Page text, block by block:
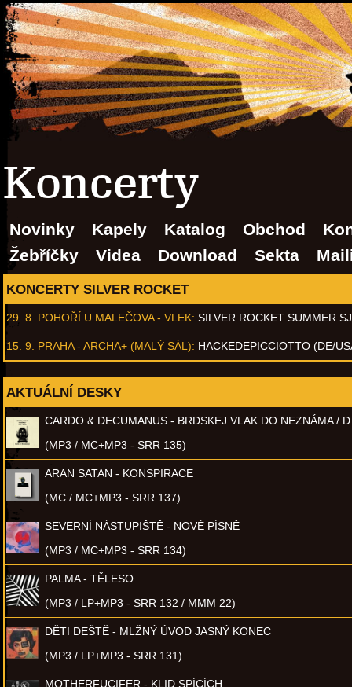
Koncerty
Novinky Kapely Katalog Obchod
Žebříčky
Videa Download Sekta
KONCERTY SILVER ROCKET
29. 8. POHOŘÍ U MALEČOVA - VLEK: SILVER ROCKET SUMMER
15. 9. PRAHA - ARCHA+ (MALÝ SÁL): HACKEDEPICCIOTTO (DE/
AKTUÁLNÍ DESKY
CARDO & DECUMANUS - BRDSKEJ VLAK DO NEZNÁMA /
(MP3 / MC+MP3 - SRR 135)
ARAN SATAN - KONSPIRACE
(MC / MC+MP3 - SRR 137)
SEVERNÍ NÁSTUPIŠTĚ - NOVÉ PÍSNĚ
(MP3 / MC+MP3 - SRR 134)
PALMA - TĚLESO
(MP3 / LP+MP3 - SRR 132 / MMM 22)
DĚTI DEŠTĚ - MLŽNÝ ÚVOD JASNÝ KONEC
(MP3 / LP+MP3 - SRR 131)
MOTHERFUCIFER - KLID SPÍCÍCH